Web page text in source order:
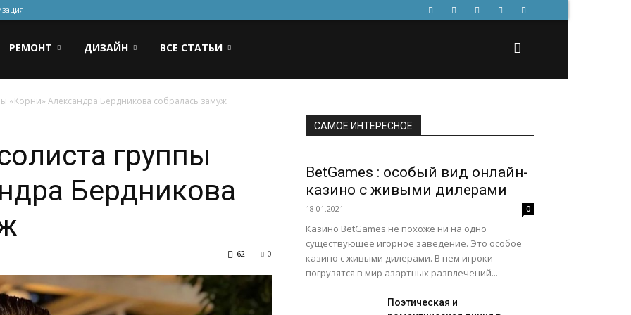
РЕМОНТ ДИЗАЙН ВСЕ СТАТЬИ
«Корни» Александра Бердникова собралась замуж
группы
Бердникова
0
62
САМОЕ ИНТЕРЕСНОЕ
BetGames : особый вид онлайн-
казино с живыми дилерами
18.01.2021 0
Казино BetGames не похоже ни на одно
существующее игорное заведение. Это особое
казино с живыми дилерами. В нем игроки
погрузятся в мир азартных развлечений...
Поэтическая и